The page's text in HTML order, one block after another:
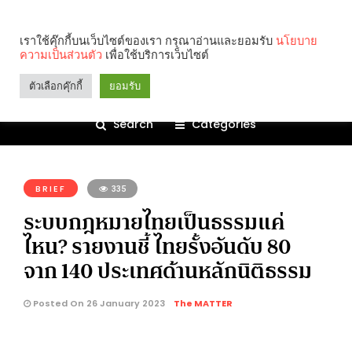
Search Categories
BRIEF 335
ระบบกฎหมายไทยเป็นธรรมแค่
ไหน? รายงานชี้ ไทยรั้งอันดับ 80
จาก 140 ประเทศด้านหลักนิติธรรม
Posted On 26 January 2023 The MATTER
เราใช้คุ๊กกี้บนเว็บไซต์ของเรา กรุณาอ่านและยอมรับ นโยบาย
ความเป็นส่วนตัว เพื่อใช้บริการเว็บไซต์
ตัวเลือกคุ๊กกี้ ยอมรับ